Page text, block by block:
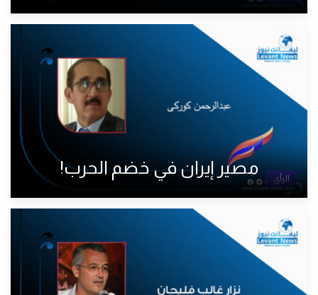
الرأي
مصير إيران في خضم الحرب!